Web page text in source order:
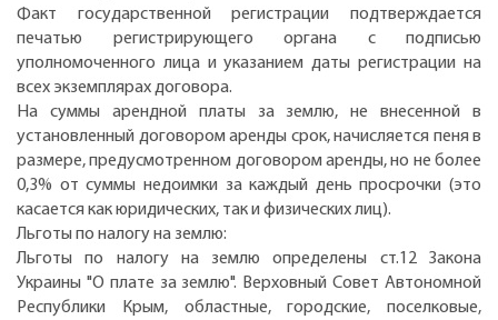
Факт государственной регистрации подтверждается
печатью регистрирующего органа с подписью
уполномоченного лица и указанием даты регистрации на
всех экземплярах договора.
На суммы арендной платы за землю, не внесенной в
установленный договором аренды срок, начисляется пеня в
размере, предусмотренном договором аренды, но не более
0,3% от суммы недоимки за каждый день просрочки (это
касается как юридических, так и физических лиц).
Льготы по налогу на землю:
Льготы по налогу на землю определены ст.12 Закона
Украины "О плате за землю". Верховный Совет Автономной
Республики Крым, областные, городские, поселковые,